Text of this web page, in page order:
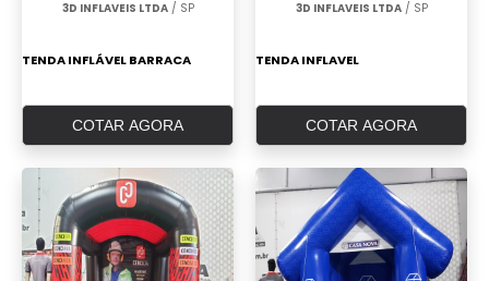
3D INFLAVEIS LTDA/ SP
TENDA INFLÁVEL BARRACA
COTAR AGORA
3D INFLAVEIS LTDA/ SP
TENDA INFLAVEL
COTAR AGORA